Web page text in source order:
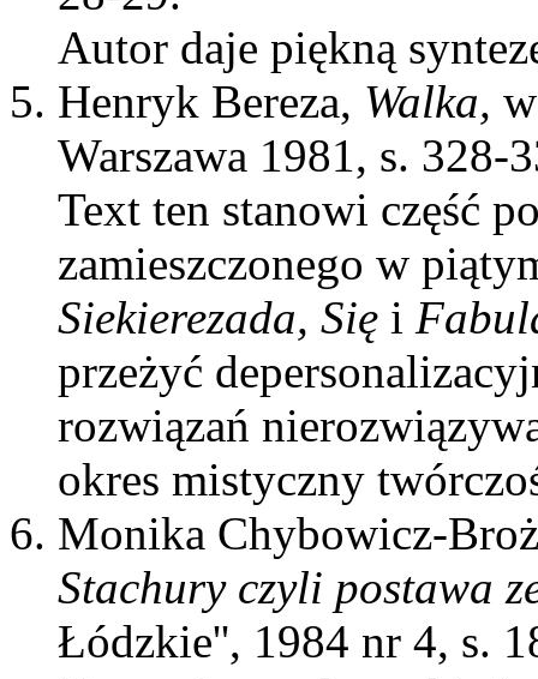
Autor daje piękną
Henryk Bereza, Walka,
Warszawa 1981, s. 328-
Text ten stanowi część
zamieszczonego w
Siekierezada, Się i
przeżyć
rozwiązań
okres mistyczny
Monika Chybowicz-
Stachury czyli postawa
Łódzkie'', 1984 nr 4, s.